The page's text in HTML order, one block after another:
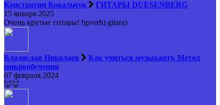
Константин Ковальчук
ГИТАРЫ DUESENBERG
15 января 2025
Очень крутые гитары! bpverh) gitara)
Владислав Николаев
Как учиться музыканту. Метод
микрообучения
07 февраля 2024
🦊🦊